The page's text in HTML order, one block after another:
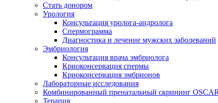
Стать донором
Урология
Консультация уролога-андролога
Спермограмма
Диагностика и лечение мужских заболеваний
Эмбриология
Консультация врача эмбриолога
Криоконсервация спермы
Криоконсервация эмбрионов
Лабораторные исследования
Комбинированный пренатальный скрининг
Терапия